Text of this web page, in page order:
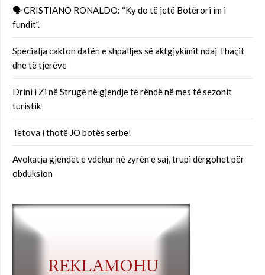
🗣 CRISTIANO RONALDO: “Ky do të jetë Botërori im i
fundit”.
Specialja cakton datën e shpalljes së aktgjykimit ndaj Thaçit
dhe të tjerëve
Drini i Zi në Strugë në gjendje të rëndë në mes të sezonit
turistik
Tetova i thotë JO botës serbe!
Avokatja gjendet e vdekur në zyrën e saj, trupi dërgohet për
obduksion